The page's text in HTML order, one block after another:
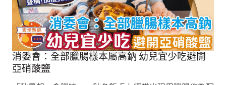
消委會：全部臘腸樣本屬高鈉 幼兒宜少吃避開
亞硝酸鹽